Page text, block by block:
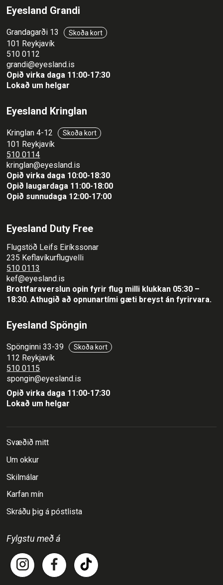
Eyesland Grandi
Grandagarði 13 Skoða kort
101 Reykjavík
510 0112
grandi@eyesland.is
Opið virka daga 11:00-17:30
Lokað um helgar
Eyesland Kringlan
Kringlan 4-12 Skoða kort
101 Reykjavík
510 0114
kringlan@eyesland.is
Opið virka daga 10:00-18:30
Opið laugardaga 11:00-18:00
Opið sunnudaga 12:00-17:00
Eyesland Duty Free
Flugstöð Leifs Eiríkssonar
235 Keflavíkurflugvelli
510 0113
kef@eyesland.is
Brottfaraverslun opin fyrir flug milli klukkan 05:30 –
18:30.Athugið að opnunartími gæti breyst án fyrirvara.
Eyesland Spöngin
Spönginni 33-39 Skoða kort
112 Reykjavík
510 0115
spongin@eyesland.is
Opið virka daga 11:00-17:30
Lokað um helgar
Svæðið mitt
Um okkur
Skilmálar
Karfan mín
Skráðu þig á póstlista
Fylgstu með á